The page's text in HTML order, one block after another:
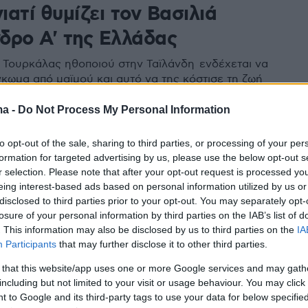
- Do Not Process My Personal Information
opt-out of the sale, sharing to third parties, or processing of your
for targeted advertising by us, please use the below opt-out
selection. Please note that after your opt-out request is processed
interest-based ads based on personal information utilized by us
to third parties prior to your opt-out. You may separately
of your personal information by third parties on the IAB’s list of
This information may also be disclosed by us to third parties on the
Participants that may further disclose it to other third parties.
that this website/app uses one or more Google services and may
but not limited to your visit or usage behaviour. You may
to Google and its third-party tags to use your data for below
θυμίζει τον Βασιλιά
Α' της Ελλάδας
Τουρκάλας ηθοποιού στην Ταϊλάνδη ενδέχεται να
από μαϊμού και αυτό να της κόστισε τη ζωή
της Ασπασίας Μάνου στην
έγινε πολυτελή διαμερίσματα
στέκι του Ελύτη, ενέπνευσε
για τον «Γιούγκερμαν»
μετέτρεψε σε πολυτελείς κατοικίες το θερινό «μικρό
έρωτας» με τον βασιλιά Αλέξανδρο
γάμος τους τον Σεπτέμβριο του 1919